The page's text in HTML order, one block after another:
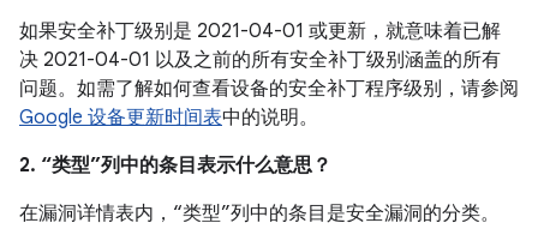
如果安全补丁级别是 2021-04-01 或更新，就意味着已解
决 2021-04-01 以及之前的所有安全补丁级别涵盖的所有
问题。如需了解如何查看设备的安全补丁程序级别，请参阅
Google 设备更新时间表中的说明。
2. “类型”列中的条目表示什么意思？
在漏洞详情表内，“类型”列中的条目是安全漏洞的分类。